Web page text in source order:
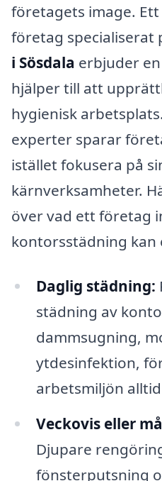
företagets image.
företag specialiserat
i Sösdala erbjuder
hjälper till att
hygienisk
experter sparar
istället fokusera på
kärnverksamheter.
över vad ett företag
kontorsstädning kan
Daglig städning:
städning av
dammsugning,
ytdesinfektion,
arbetsmiljön
Veckovis eller
Djupare
fönsterputsning